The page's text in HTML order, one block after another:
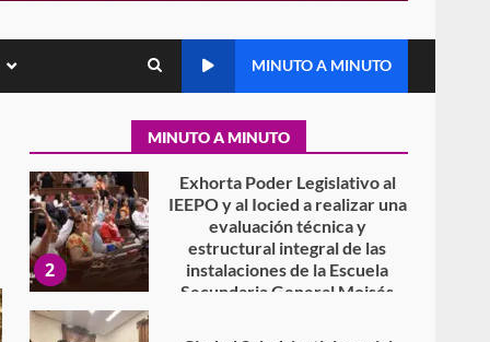
MINUTO A MINUTO
MINUTO A MINUTO
7 agosto 2026
2
IEEPO y al Iocied a realizar una
evaluación técnica y
instalaciones de la Escuela
Secundaria General Moisés
Sáenz Garza
5 agosto 2026
3
Ciudad Salud: justicia social
para Oaxaca